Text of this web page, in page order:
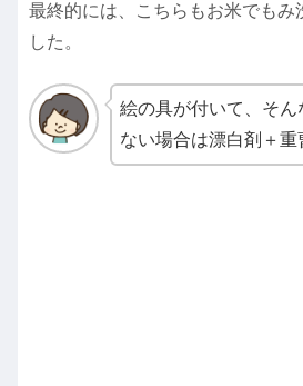
最終的には、こちらもお米でもみ
した。
絵の具が付いて、そ
ない場合は漂白剤＋